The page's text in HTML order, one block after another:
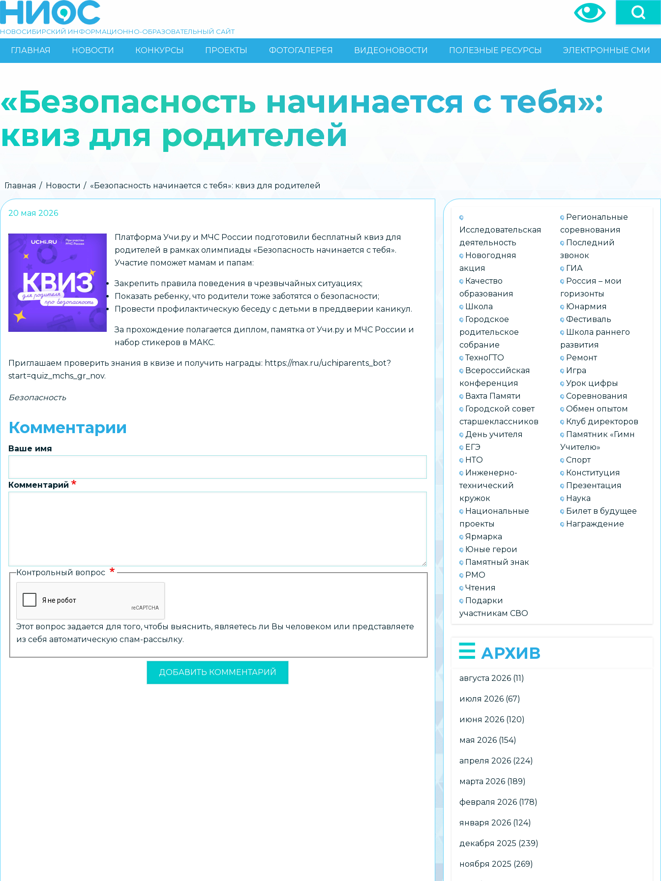
основному
Поиск
НОВОСИБИРСКИЙ ИНФОРМАЦИОННО-ОБРАЗОВАТЕЛЬНЫЙ САЙТ
ОСНОВНАЯ
ГЛАВНАЯ НОВОСТИ КОНКУРСЫ ПРОЕКТЫ ФОТОГАЛЕРЕЯ ВИДЕОНОВОСТИ ПОЛЕЗНЫЕ РЕСУРСЫ ЭЛЕКТРОННЫЕ СМИ
«Безопасность начинается с тебя»:
квиз для родителей
Строка
навигации
Главная Новости «Безопасность начинается с тебя»: квиз для родителей
20 мая 2026
Платформа Учи.ру и МЧС России подготовили бесплатный квиз для
родителей в рамках олимпиады «Безопасность начинается с тебя».
Участие поможет мамам и папам:
Закрепить правила поведения в чрезвычайных ситуациях;
Показать ребенку, что родители тоже заботятся о безопасности;
Провести профилактическую беседу с детьми в преддверии каникул.
За прохождение полагается диплом, памятка от Учи.ру и МЧС России и
набор стикеров в МАКС.
Приглашаем проверить знания в квизе и получить награды: https://max.ru/uchiparents_bot?
start=quiz_mchs_gr_nov.
Безопасность
Комментарии
Ваше имя
Комментарий
Контрольный вопрос
Этот вопрос задается для того, чтобы выяснить, являетесь ли Вы человеком или представляете
из себя автоматическую спам-рассылку.
Исследовательская
деятельность
Новогодняя
акция
Качество
образования
Школа
Городское
родительское
собрание
ТехноГТО
Всероссийская
конференция
Вахта Памяти
Городской совет
старшеклассников
День учителя
ЕГЭ
НТО
Инженерно-
технический
кружок
Национальные
проекты
Ярмарка
Юные герои
Памятный знак
РМО
Чтения
Подарки
участникам СВО
Региональные
соревнования
Последний
звонок
ГИА
Россия – мои
горизонты
Юнармия
Фестиваль
Школа раннего
развития
Ремонт
Игра
Урок цифры
Соревнования
Обмен опытом
Клуб директоров
Памятник «Гимн
Учителю»
Спорт
Конституция
Презентация
Наука
Билет в будущее
Награждение
АРХИВ
августа 2026 (11)
июля 2026 (67)
июня 2026 (120)
мая 2026 (154)
апреля 2026 (224)
марта 2026 (189)
февраля 2026 (178)
января 2026 (124)
декабря 2025 (239)
ноября 2025 (269)